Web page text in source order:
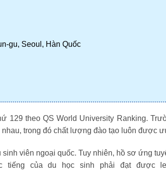
gu, Seoul, Hàn Quốc
129 theo QS World University Ranking.
trong đó chất lượng đào tạo luôn được
viên ngoại quốc. Tuy nhiên, hồ sơ ứng
của du học sinh phải đạt được